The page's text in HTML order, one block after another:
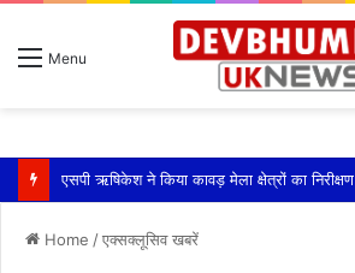
Menu
एसपी ऋषिकेश ने किया कावड़ मेला क्षेत्रों का निरीक्षण
Home /एक्सक्लूसिव खबरें